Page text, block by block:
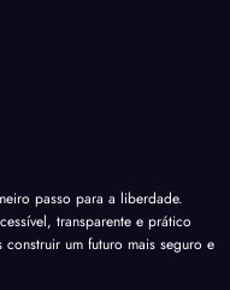
passo para a liberdade.
transparente e prático
um futuro mais seguro e